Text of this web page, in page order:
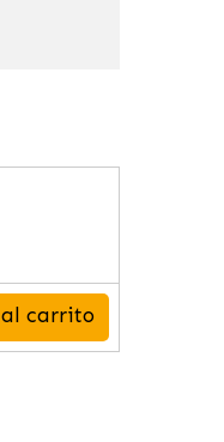
al carrito